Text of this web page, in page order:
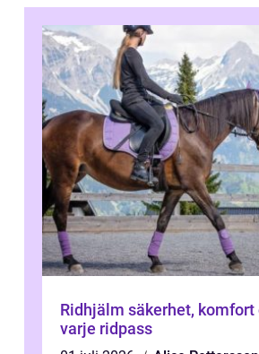
Ridhjälm säkerhet, komfort och stil i
varje ridpass